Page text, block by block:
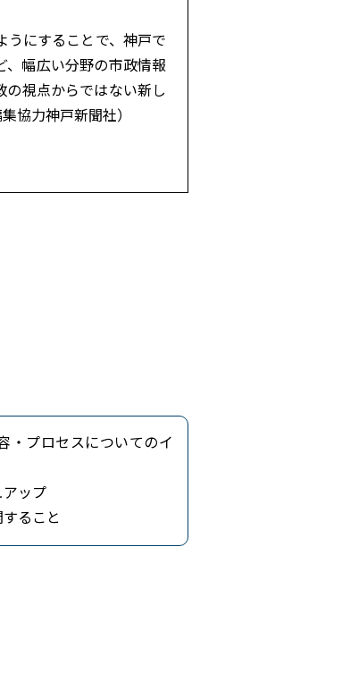
うにすることで、神戸で
、幅広い分野の市政情報
の視点からではない新し
協力神戸新聞社）
・プロセスについてのイ
アップ
ること